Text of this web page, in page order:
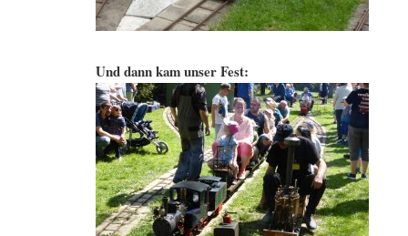
Und dann kam unser Fest: